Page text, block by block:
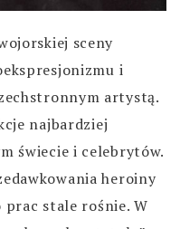
sceny
i
artystą.
najbardziej
świecie i celebrytów.
heroiny
prac stale rośnie. W